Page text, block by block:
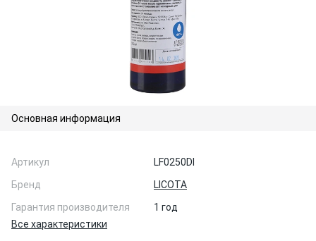
Основная информация
Артикул
LF0250DI
Бренд
LICOTA
Гарантия производителя
1 год
Все характеристики